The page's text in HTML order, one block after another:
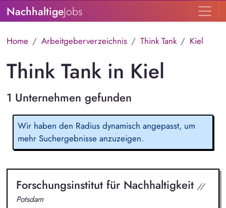
NachhaltigeJobs
Home Arbeitgeberverzeichnis Think Tank Kiel
Think Tank in Kiel
1 Unternehmen gefunden
Wir haben den Radius dynamisch angepasst, um
mehr Suchergebnisse anzuzeigen.
Forschungsinstitut für Nachhaltigkeit //
Potsdam